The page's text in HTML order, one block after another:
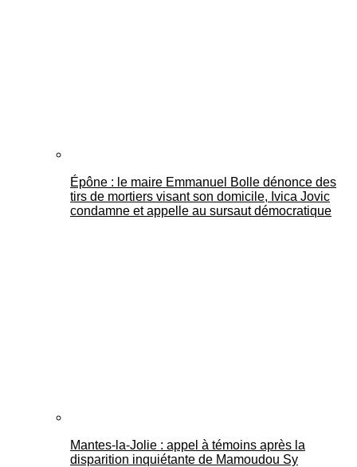
Épône : le maire Emmanuel Bolle dénonce des
tirs de mortiers visant son domicile, Ivica Jovic
condamne et appelle au sursaut démocratique
Mantes-la-Jolie : appel à témoins après la
disparition inquiétante de Mamoudou Sy